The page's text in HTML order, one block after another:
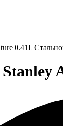
0.41L